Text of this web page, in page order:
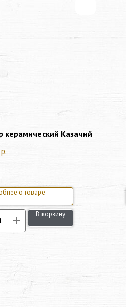
керамический Казачий
р.
о товаре
В корзину